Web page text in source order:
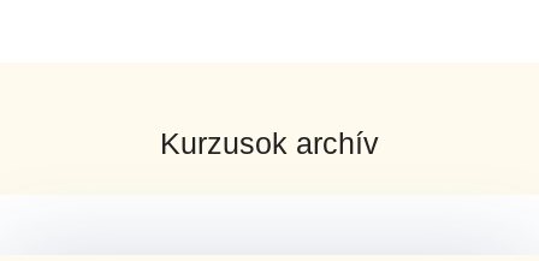
Kurzusok archív